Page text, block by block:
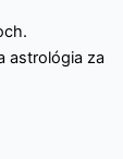
astrológia za